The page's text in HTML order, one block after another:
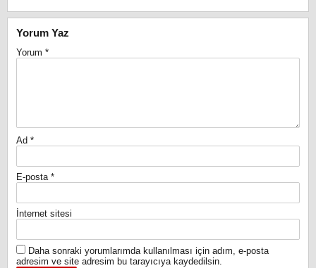
Yorum Yaz
Yorum *
Ad *
E-posta *
İnternet sitesi
Daha sonraki yorumlarımda kullanılması için adım, e-posta
adresim ve site adresim bu tarayıcıya kaydedilsin.